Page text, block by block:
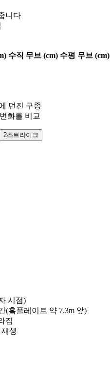
니다
수직 무브 (cm) 수평 무브 (cm)
던진 구종
화를 비교
2스트라이크
시점)
(홈플레이트 약 7.3m 앞)
짐
생